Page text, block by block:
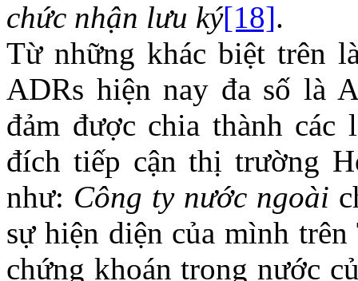
chức nhận lưu ký[18].
Từ những khác biệt trên
ADRs hiện nay đa số là
đảm được chia thành
đích tiếp cận thị trường
như: Công ty nước ngoài
sự hiện diện của mình
chứng khoán trong nước